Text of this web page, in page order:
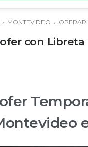
› MONTEVIDEO ›
con Libreta